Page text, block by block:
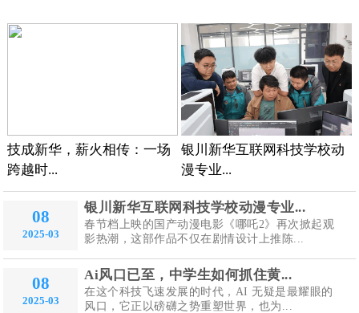
技成新华，薪火相传：一场
跨越时...
银川新华互联网科技学校动
漫专业...
08
2025-03
银川新华互联网科技学校动漫专业...
春节档上映的国产动漫电影《哪吒2》再次掀起观
影热潮，这部作品不仅在剧情设计上推陈...
08
2025-03
Ai风口已至，中学生如何抓住黄...
在这个科技飞速发展的时代，AI 无疑是最耀眼的
风口，它正以磅礴之势重塑世界，也为...